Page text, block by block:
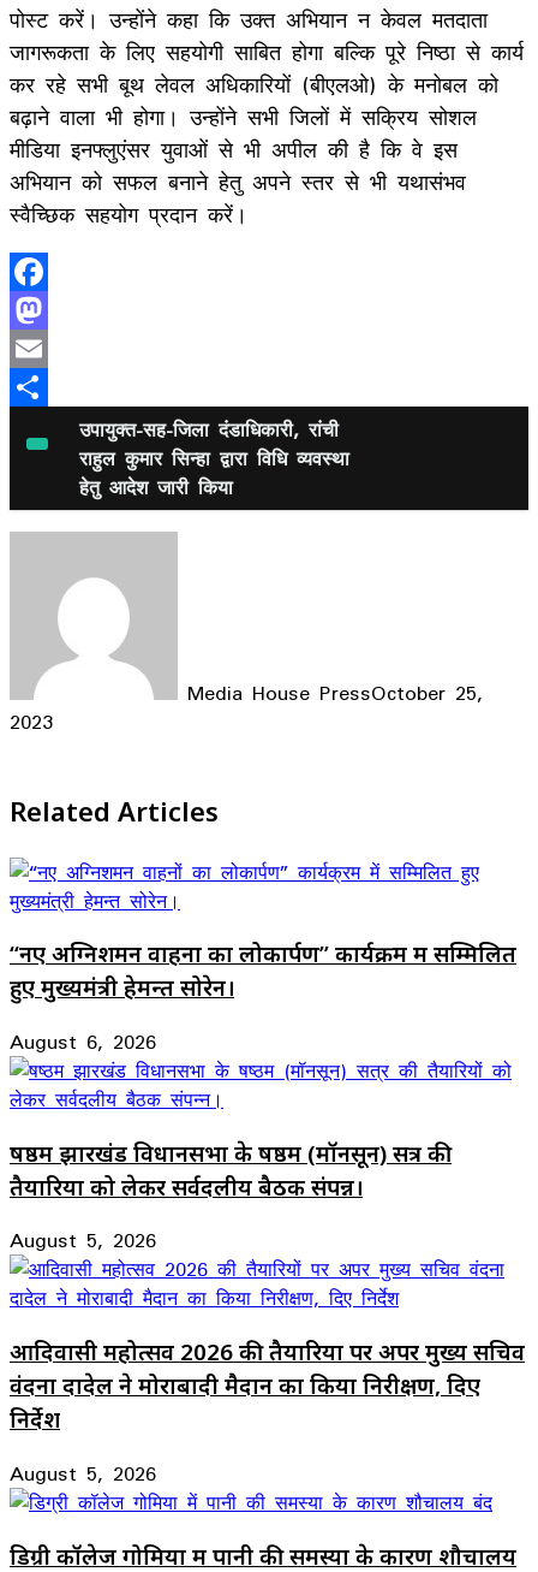
पोस्ट करें। उन्होंने कहा कि उक्त अभियान न केवल मतदाता
जागरूकता के लिए सहयोगी साबित होगा बल्कि पूरे निष्ठा से कार्य
कर रहे सभी बूथ लेवल अधिकारियों (बीएलओ) के मनोबल को
बढ़ाने वाला भी होगा। उन्होंने सभी जिलों में सक्रिय सोशल
मीडिया इनफ्लुएंसर युवाओं से भी अपील की है कि वे इस
अभियान को सफल बनाने हेतु अपने स्तर से भी यथासंभव
स्वैच्छिक सहयोग प्रदान करें।
Facebook
Mastodon
Email
उपायुक्त-सह-जिला दंडाधिकारी, रांची
राहुल कुमार सिन्हा द्वारा विधि व्यवस्था
हेतु आदेश जारी किया
Media House PressOctober 25,
2023
Related Articles
“नए अग्निशमन वाहनों का लोकार्पण” कार्यक्रम में सम्मिलित
हुए मुख्यमंत्री हेमन्त सोरेन।
August 6, 2026
षष्ठम झारखंड विधानसभा के षष्ठम (मॉनसून) सत्र की
तैयारियों को लेकर सर्वदलीय बैठक संपन्न।
August 5, 2026
आदिवासी महोत्सव 2026 की तैयारियों पर अपर मुख्य सचिव
वंदना दादेल ने मोराबादी मैदान का किया निरीक्षण, दिए
निर्देश
August 5, 2026
डिग्री कॉलेज गोमिया में पानी की समस्या के कारण शौचालय